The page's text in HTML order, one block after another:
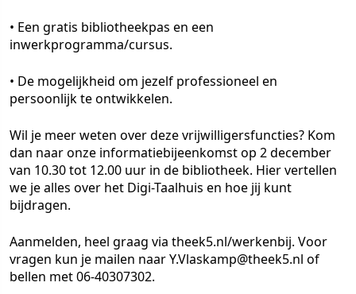
• Een gratis bibliotheekpas en een
inwerkprogramma/cursus.
• De mogelijkheid om jezelf professioneel en
persoonlijk te ontwikkelen.
Wil je meer weten over deze vrijwilligersfuncties? Kom
dan naar onze informatiebijeenkomst op 2 december
van 10.30 tot 12.00 uur in de bibliotheek. Hier vertellen
we je alles over het Digi-Taalhuis en hoe jij kunt
bijdragen.
Aanmelden, heel graag via theek5.nl/werkenbij. Voor
vragen kun je mailen naar Y.Vlaskamp@theek5.nl of
bellen met 06-40307302.